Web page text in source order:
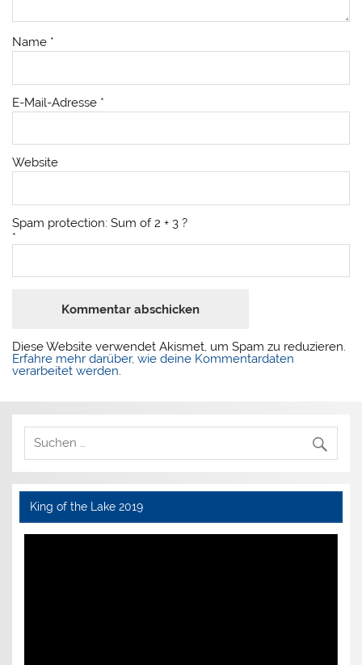
Name *
E-Mail-Adresse *
Website
Spam protection: Sum of 2 + 3 ?
*
Diese Website verwendet Akismet, um Spam zu reduzieren.
Erfahre mehr darüber, wie deine Kommentardaten
verarbeitet werden.
King of the Lake 2019
Video-